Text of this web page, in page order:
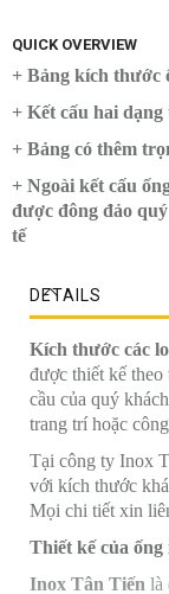
QUICK OVERVIEW
+ Bảng kích thước
+ Kết cấu hai
+ Bảng có thêm
+ Ngoài kết cấu
được đông đảo
tế
DETAILS
Kích thước các
được thiết kế theo
cầu của quý
trang trí hoặc
Tại công ty Inox
với kích thước
Mọi chi tiết xin
Thiết kế của ống
Inox Tân Tiến là